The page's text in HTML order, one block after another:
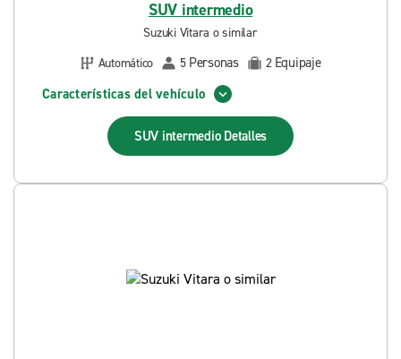
SUV intermedio
Suzuki Vitara o similar
Automático
5 Personas 2 Equipaje
Características del vehículo
SUV intermedio Detalles